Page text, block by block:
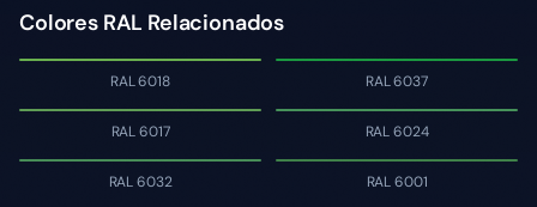
Colores RAL Relacionados
RAL 6018 RAL 6037
RAL 6017 RAL 6024
RAL 6032 RAL 6001